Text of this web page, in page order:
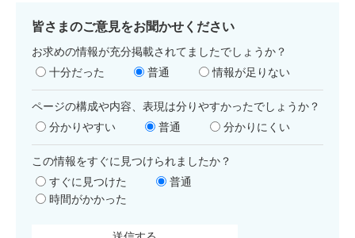
皆さまのご意見をお聞かせください
お求めの情報が充分掲載されてましたでしょうか？
十分だった
普通 情報が足りない
ページの構成や内容、表現は分りやすかったでしょうか？
分かりやすい
普通 分かりにくい
この情報をすぐに見つけられましたか？
すぐに見つけた
普通
時間がかかった